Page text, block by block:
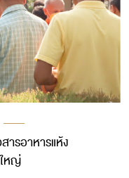
รอาหารแห้ง
หญ่